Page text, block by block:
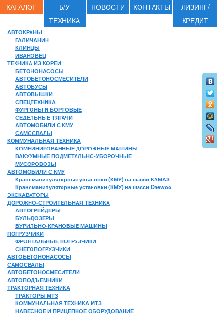
КАТАЛОГ
Б/У
ТЕХНИКА
НОВОСТИ КОНТАКТЫ
ЛИЗИНГ/
КРЕДИТ
АВТОКРАНЫ
ГАЛИЧАНИН
КЛИНЦЫ
ИВАНОВЕЦ
ТЕХНИКА ИЗ КОРЕИ
БЕТОНОНАСОСЫ
АВТОБЕТОНОСМЕСИТЕЛИ
АВТОБУСЫ
АВТОВЫШКИ
СПЕЦТЕХНИКА
ФУРГОНЫ И БОРТОВЫЕ
СЕДЕЛЬНЫЕ ТЯГАЧИ
АВТОМОБИЛИ С КМУ
САМОСВАЛЫ
КОММУНАЛЬНАЯ ТЕХНИКА
КОМБИНИРОВАННЫЕ ДОРОЖНЫЕ МАШИНЫ
ВАКУУМНЫЕ ПОДМЕТАЛЬНО-УБОРОЧНЫЕ
МУСОРОВОЗЫ
АВТОМОБИЛИ С КМУ
Краноманипуляторные установки (КМУ) на шасси КАМАЗ
Краноманипуляторные установки (КМУ) на шасси Daewoo
ЭКСКАВАТОРЫ
ДОРОЖНО-СТРОИТЕЛЬНАЯ ТЕХНИКА
АВТОГРЕЙДЕРЫ
БУЛЬДОЗЕРЫ
БУРИЛЬНО-КРАНОВЫЕ МАШИНЫ
ПОГРУЗЧИКИ
ФРОНТАЛЬНЫЕ ПОГРУЗЧИКИ
СНЕГОПОГРУЗЧИКИ
АВТОБЕТОНОНАСОСЫ
САМОСВАЛЫ
АВТОБЕТОНОСМЕСИТЕЛИ
АВТОПОДЪЕМНИКИ
ТРАКТОРНАЯ ТЕХНИКА
ТРАКТОРЫ МТЗ
КОММУНАЛЬНАЯ ТЕХНИКА МТЗ
НАВЕСНОЕ И ПРИЦЕПНОЕ ОБОРУДОВАНИЕ